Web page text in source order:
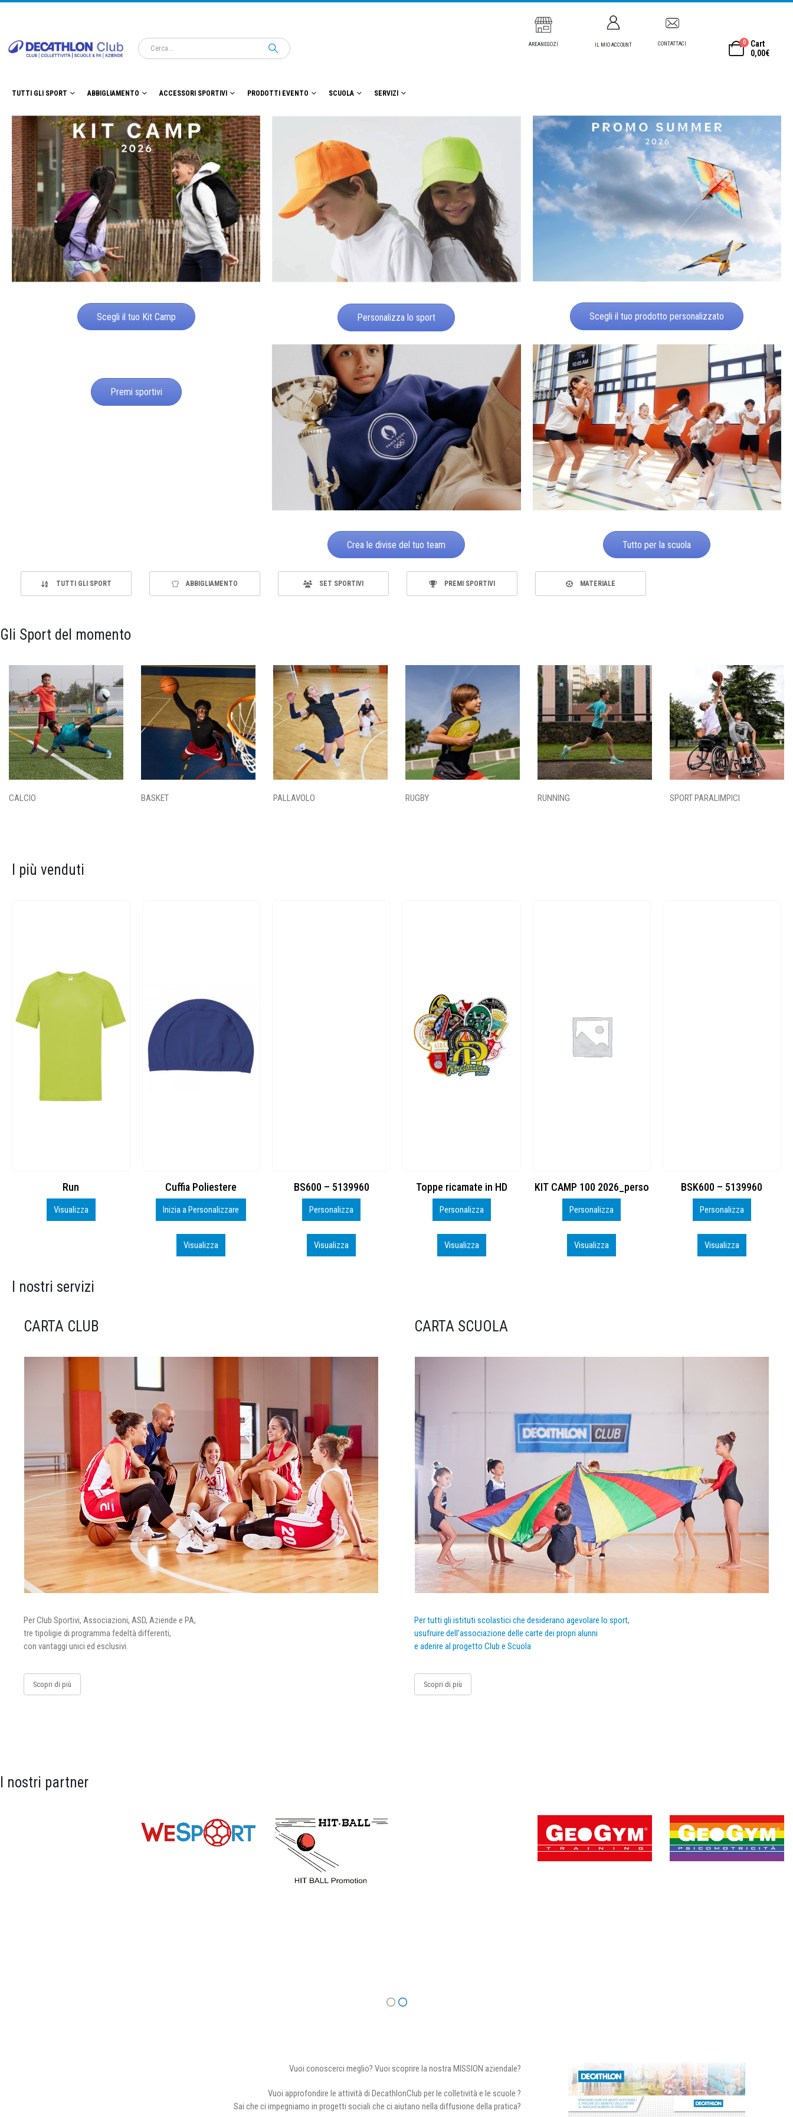
AREANEGOZI IL MIO ACCOUNT CONTATTACI 0
Cart
0,00€
TUTTI GLI SPORT ABBIGLIAMENTO ACCESSORI SPORTIVI PRODOTTI EVENTO SCUOLA SERVIZI
Scegli il tuo Kit Camp Personalizza lo sport Scegli il tuo prodotto personalizzato
Premi sportivi
Crea le divise del tuo team Tutto per la scuola
TUTTI GLI SPORT ABBIGLIAMENTO SET SPORTIVI PREMI SPORTIVI MATERIALE
Gli Sport del momento
CALCIO BASKET PALLAVOLO RUGBY RUNNING SPORT PARALIMPICI
I più venduti
Cuffia Poliestere
Inizia a Personalizzare
BS600 – 5139960
Personalizza
Visualizza
Toppe ricamate in HD
Personalizza
Visualizza
KIT CAMP 100 2026_perso
Personalizza
Visualizza
BSK600 – 5139960
Personalizza
Visualizza
DTF
Personalizza
Visualizza
I nostri servizi
CARTA CLUB
Per Club Sportivi, Associazioni, ASD, Aziende e PA,
tre tipoligie di programma fedeltà differenti,
con vantaggi unici ed esclusivi.
Scopri di più
CARTA SCUOLA
Per tutti gli istituti scolastici che desiderano agevolare lo sport,
usufruire dell’associazione delle carte dei propri alunni
e aderire al progetto Club e Scuola
Scopri di più
I nostri partner
Vuoi conoscerci meglio? Vuoi scoprire la nostra MISSION aziendale?
Vuoi approfondire le attività di DecathlonClub per le colletività e le scuole ?
Sai che ci impegniamo in progetti sociali che ci aiutano nella diffusione della pratica?